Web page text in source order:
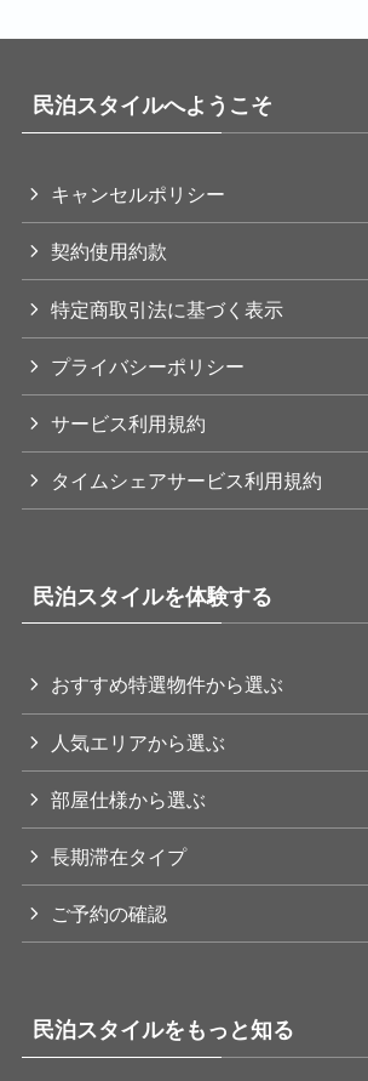
民泊スタイルへようこそ
キャンセルポリシー
契約使用約款
特定商取引法に基づく表示
プライバシーポリシー
サービス利用規約
タイムシェアサービス利用規約
民泊スタイルを体験する
おすすめ特選物件から選ぶ
人気エリアから選ぶ
部屋仕様から選ぶ
長期滞在タイプ
ご予約の確認
民泊スタイルをもっと知る